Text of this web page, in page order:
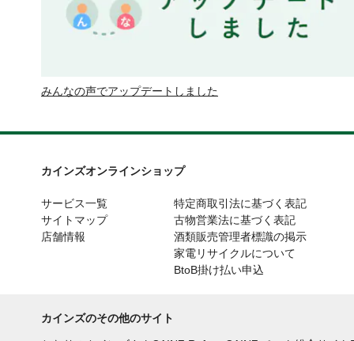
みんなの声でアップデートしました
カインズオンラインショップ
サービス一覧
サイトマップ
店舗情報
特定商取引法に基づく表記
古物営業法に基づく表記
酒類販売管理者標識の掲示
家電リサイクルについて
BtoB掛け払い申込
カインズのその他のサイト